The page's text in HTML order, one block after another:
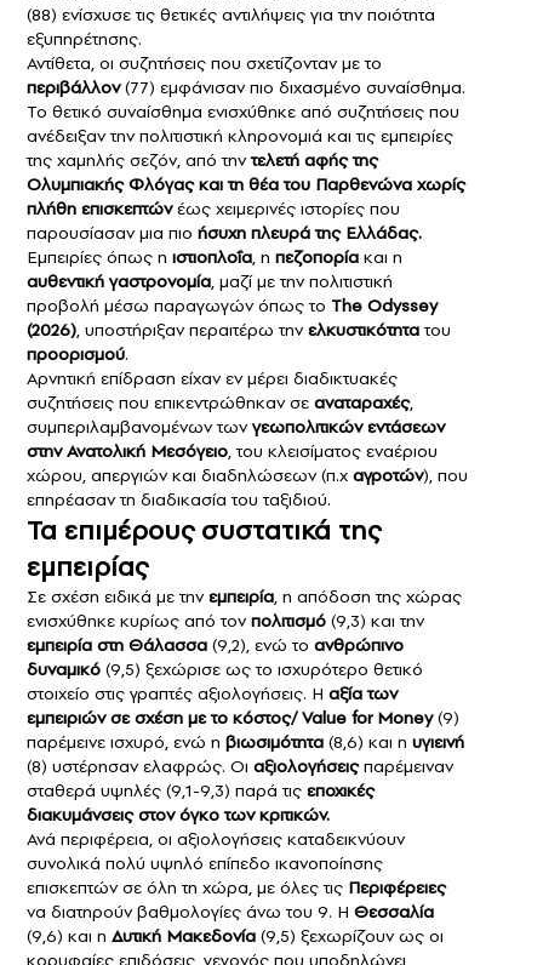
(88) ενίσχυσε τις θετικές αντιλήψεις για την ποιότητα
εξυπηρέτησης.
Αντίθετα, οι συζητήσεις που σχετίζονταν με το
περιβάλλον(77) εμφάνισαν πιο διχασμένο συναίσθημα.
Το θετικό συναίσθημα ενισχύθηκε από συζητήσεις που
ανέδειξαν την πολιτιστική κληρονομιά και τις εμπειρίες
της χαμηλής σεζόν, από τηντελετή αφής της
Ολυμπιακής Φλόγας και τη θέα του Παρθενώνα χωρίς
πλήθη επισκεπτώνέως χειμερινές ιστορίες που
παρουσίασαν μια πιο ήσυχη πλευρά της Ελλάδας.
Εμπειρίες όπως η ιστιοπλοΐα, η πεζοπορία και η
αυθεντική γαστρονομία, μαζί με την πολιτιστική
προβολή μέσω παραγωγών όπως το The Odyssey
(2026), υποστήριξαν περαιτέρω τηνελκυστικότητατου
προορισμού.
Αρνητική επίδραση είχαν εν μέρει διαδικτυακές
συζητήσεις που επικεντρώθηκαν σε αναταραχές,
συμπεριλαμβανομένων τωνγεωπολιτικών εντάσεων
στην Ανατολική Μεσόγειο, του κλεισίματος εναέριου
χώρου, απεργιών και διαδηλώσεων (π.χ αγροτών), που
επηρέασαν τη διαδικασία του ταξιδιού.
Τα επιμέρους συστατικά της
εμπειρίας
Σε σχέση ειδικά με τηνεμπειρία, η απόδοση της χώρας
ενισχύθηκε κυρίως από τονπολιτισμό (9,3) και την
εμπειρία στη Θάλασσα (9,2), ενώ το ανθρώπινο
δυναμικό (9,5) ξεχώρισε ως το ισχυρότερο θετικό
στοιχείο στις γραπτές αξιολογήσεις. Η αξία των
εμπειριών σε σχέση με το κόστος/ Value for Money(9)
παρέμεινε ισχυρό, ενώ η βιωσιμότητα (8,6) και η υγιεινή
(8) υστέρησαν ελαφρώς. Οι αξιολογήσειςπαρέμειναν
σταθερά υψηλές (9,1-9,3) παρά τις εποχικές
διακυμάνσεις στον όγκο των κριτικών.
Ανά περιφέρεια, οι αξιολογήσεις καταδεικνύουν
συνολικά πολύ υψηλό επίπεδο ικανοποίησης
επισκεπτών σε όλη τη χώρα, με όλες τις Περιφέρειες
να διατηρούν βαθμολογίες άνω του 9. Η Θεσσαλία
(9,6) και η Δυτική Μακεδονία (9,5) ξεχωρίζουν ως οι
κορυφαίες επιδόσεις, γεγονός που υποδηλώνει